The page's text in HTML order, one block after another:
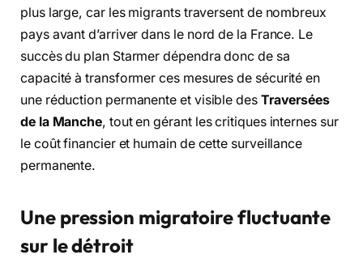
plus large, car les migrants traversent de nombreux
pays avant d’arriver dans le nord de la France. Le
succès du plan Starmer dépendra donc de sa
capacité à transformer ces mesures de sécurité en
une réduction permanente et visible des Traversées
de la Manche, tout en gérant les critiques internes sur
le coût financier et humain de cette surveillance
permanente.
Une pression migratoire fluctuante
sur le détroit